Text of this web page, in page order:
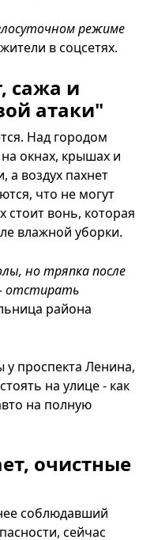
режиме
в соцсетях.
сажа и
атаки"
Над городом
окнах, крышах и
а воздух пахнет
что не могут
стоит вонь, которая
влажной уборки.
но тряпка после
- отстирать
района
проспекта Ленина,
на улице - как
на полную
очистные
соблюдавший
сейчас